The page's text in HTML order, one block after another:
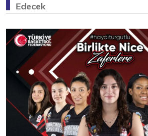
Edecek